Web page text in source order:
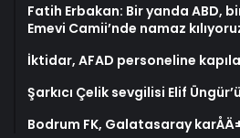
Fatih Erbakan: Bir yanda ABD,
Emevi Camii’nde namaz
İktidar, AFAD personeline
Şarkıcı Çelik sevgilisi Elif
Bodrum FK, Galatasaray